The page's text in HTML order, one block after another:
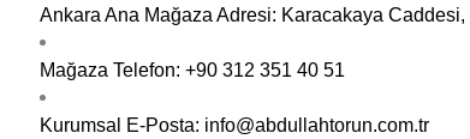
Ankara Ana Mağaza Adresi: Karacakaya
Mağaza Telefon: +90 312 351 40 51
Kurumsal E-Posta: info@abdullahtorun.com.tr